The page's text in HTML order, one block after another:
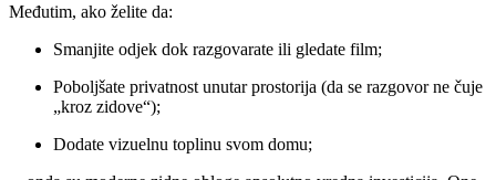
Međutim, ako želite da:
Smanjite odjek dok razgovarate ili gledate film;
Poboljšate privatnost unutar prostorija (da se razgovor ne čuje
„kroz zidove“);
Dodate vizuelnu toplinu svom domu;